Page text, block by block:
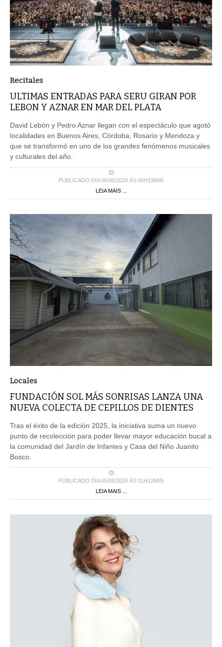
Recitales
ULTIMAS ENTRADAS PARA SERU GIRAN POR
LEBON Y AZNAR EN MAR DEL PLATA
David Lebón y Pedro Aznar llegan con el espectáculo que agotó
localidades en Buenos Aires, Córdoba, Rosario y Mendoza y
que se transformó en uno de los grandes fenómenos musicales
y culturales del año.
PUBLICADO DIA 06/08/2026 ÀS 00H33MIN
LEIA MAIS ...
Locales
FUNDACIÓN SOL MÁS SONRISAS LANZA UNA
NUEVA COLECTA DE CEPILLOS DE DIENTES
Tras el éxito de la edición 2025, la iniciativa suma un nuevo
punto de recolección para poder llevar mayor educación bucal a
la comunidad del Jardín de Infantes y Casa del Niño Juanito
Bosco.
PUBLICADO DIA 05/08/2026 ÀS 01H12MIN
LEIA MAIS ...